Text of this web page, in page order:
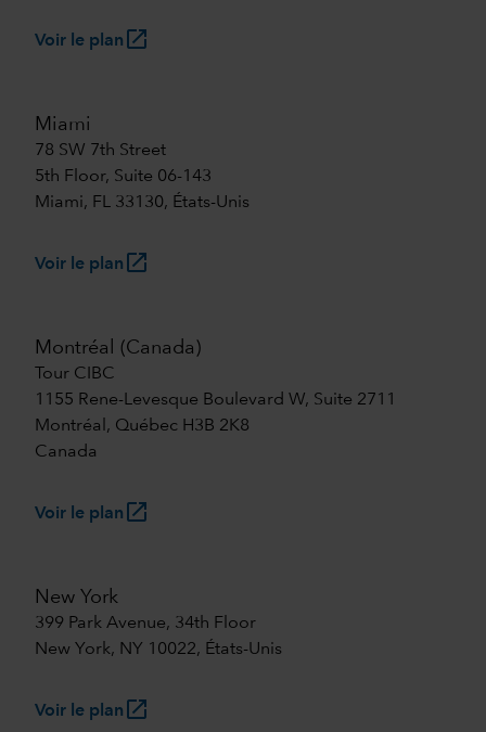
Voir le plan launch
Miami
78 SW 7th Street
5th Floor, Suite 06-143
Miami, FL 33130, États-Unis
Voir le plan launch
Montréal (Canada)
Tour CIBC
1155 Rene-Levesque Boulevard W, Suite 2711
Montréal, Québec H3B 2K8
Canada
Voir le plan launch
New York
399 Park Avenue, 34th Floor
New York, NY 10022, États-Unis
Voir le plan launch